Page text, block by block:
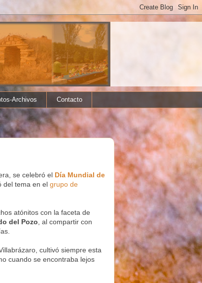
Archivos Contacto
se celebró el Día Mundial de
del tema en el grupo de
atónitos con la faceta de
del Pozo , al compartir con
cultivó siempre esta
cuando se encontraba lejos